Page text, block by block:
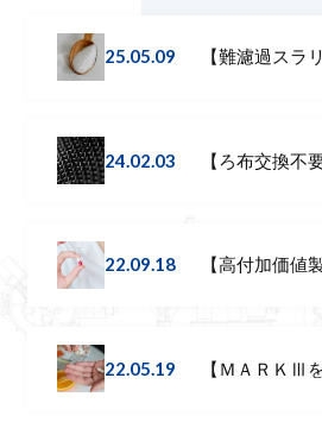
25.05.09
24.02.03
22.09.18
22.05.19